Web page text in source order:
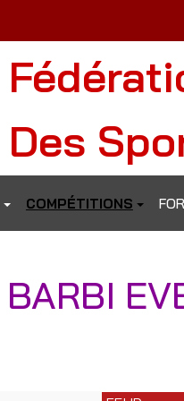
Des
COMPÉTITIONS
BARBI